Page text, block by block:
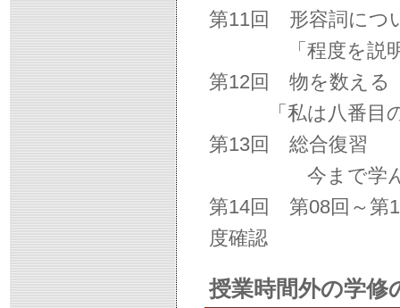
第11回 形容詞につ
「程度を説明
第12回 物を数え
「私は八番目の
第13回 総合復習
今まで学んだこ
第14回 第08回～第
度確認
授業時間外の学修